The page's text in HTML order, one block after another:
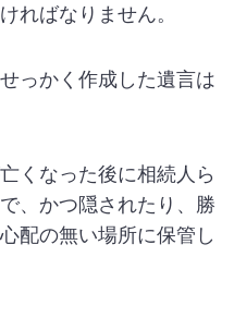
ればなりません。
っかく作成した遺言は
くなった後に相続人ら
、かつ隠されたり、勝
配の無い場所に保管し